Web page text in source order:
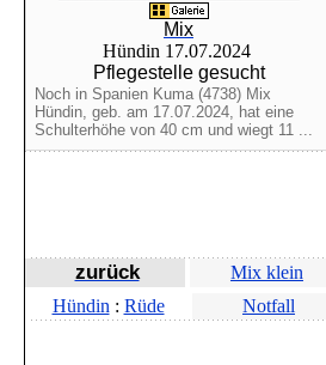
Mix
Hündin 17.07.2024
Pflegestelle gesucht
Noch in Spanien Kuma (4738) Mix
Hündin, geb. am 17.07.2024, hat eine
Schulterhöhe von 40 cm und wiegt 11 ...
zurück Mix klein
Hündin : Rüde Notfall